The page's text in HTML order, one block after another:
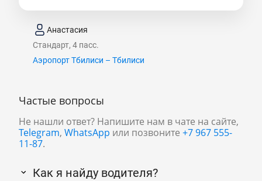
Анастасия
Стандарт, 4 пасс.
Аэропорт Тбилиси – Тбилиси
Частые вопросы
Не нашли ответ? Напишите нам в чате на сайте,
Telegram, WhatsApp или позвоните +7 967 555-
11-87.
Как я найду водителя?